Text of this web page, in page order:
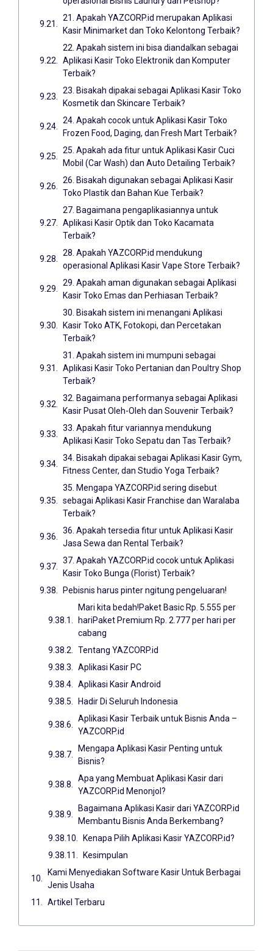
21. Apakah YAZCORP.id merupakan Aplikasi
Kasir Minimarket dan Toko Kelontong Terbaik?
22. Apakah sistem ini bisa diandalkan sebagai
Aplikasi Kasir Toko Elektronik dan Komputer
Terbaik?
23. Bisakah dipakai sebagai Aplikasi Kasir Toko
Kosmetik dan Skincare Terbaik?
24. Apakah cocok untuk Aplikasi Kasir Toko
Frozen Food, Daging, dan Fresh Mart Terbaik?
25. Apakah ada fitur untuk Aplikasi Kasir Cuci
Mobil (Car Wash) dan Auto Detailing Terbaik?
26. Bisakah digunakan sebagai Aplikasi Kasir
Toko Plastik dan Bahan Kue Terbaik?
27. Bagaimana pengaplikasiannya untuk
Aplikasi Kasir Optik dan Toko Kacamata
Terbaik?
28. Apakah YAZCORP.id mendukung
operasional Aplikasi Kasir Vape Store Terbaik?
29. Apakah aman digunakan sebagai Aplikasi
Kasir Toko Emas dan Perhiasan Terbaik?
30. Bisakah sistem ini menangani Aplikasi
Kasir Toko ATK, Fotokopi, dan Percetakan
Terbaik?
31. Apakah sistem ini mumpuni sebagai
Aplikasi Kasir Toko Pertanian dan Poultry Shop
Terbaik?
32. Bagaimana performanya sebagai Aplikasi
Kasir Pusat Oleh-Oleh dan Souvenir Terbaik?
33. Apakah fitur variannya mendukung
Aplikasi Kasir Toko Sepatu dan Tas Terbaik?
34. Bisakah dipakai sebagai Aplikasi Kasir Gym,
Fitness Center, dan Studio Yoga Terbaik?
35. Mengapa YAZCORP.id sering disebut
sebagai Aplikasi Kasir Franchise dan Waralaba
Terbaik?
36. Apakah tersedia fitur untuk Aplikasi Kasir
Jasa Sewa dan Rental Terbaik?
37. Apakah YAZCORP.id cocok untuk Aplikasi
Kasir Toko Bunga (Florist) Terbaik?
Pebisnis harus pinter ngitung pengeluaran!
Mari kita bedah!Paket Basic Rp. 5.555 per
hariPaket Premium Rp. 2.777 per hari per
cabang
Tentang YAZCORP.id
Aplikasi Kasir PC
Aplikasi Kasir Android
Hadir Di Seluruh Indonesia
Aplikasi Kasir Terbaik untuk Bisnis Anda –
YAZCORP.id
Mengapa Aplikasi Kasir Penting untuk
Bisnis?
Apa yang Membuat Aplikasi Kasir dari
YAZCORP.id Menonjol?
Bagaimana Aplikasi Kasir dari YAZCORP.id
Membantu Bisnis Anda Berkembang?
Kenapa Pilih Aplikasi Kasir YAZCORP.id?
Kesimpulan
Kami Menyediakan Software Kasir Untuk Berbagai
Jenis Usaha
Artikel Terbaru